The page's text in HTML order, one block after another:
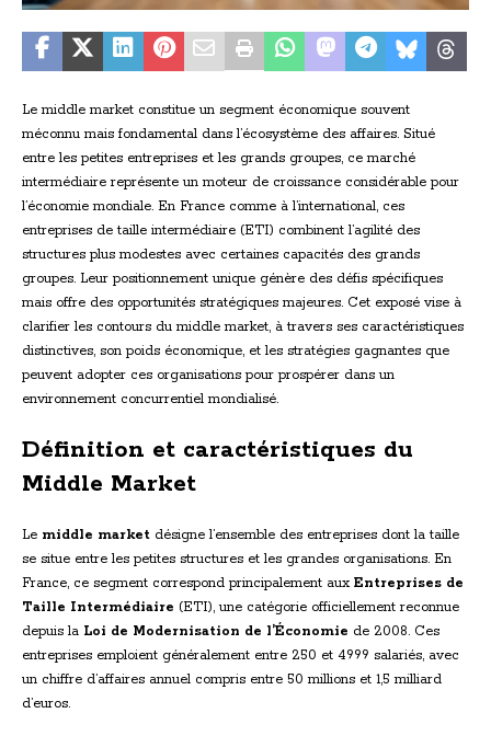
Le middle market constitue un segment économique souvent
méconnu mais fondamental dans l’écosystème des affaires. Situé
entre les petites entreprises et les grands groupes, ce marché
intermédiaire représente un moteur de croissance considérable pour
l’économie mondiale. En France comme à l’international, ces
entreprises de taille intermédiaire (ETI) combinent l’agilité des
structures plus modestes avec certaines capacités des grands
groupes. Leur positionnement unique génère des défis spécifiques
mais offre des opportunités stratégiques majeures. Cet exposé vise à
clarifier les contours du middle market, à travers ses caractéristiques
distinctives, son poids économique, et les stratégies gagnantes que
peuvent adopter ces organisations pour prospérer dans un
environnement concurrentiel mondialisé.
Définition et caractéristiques du
Middle Market
Le middle market désigne l’ensemble des entreprises dont la taille
se situe entre les petites structures et les grandes organisations. En
France, ce segment correspond principalement aux Entreprises de
Taille Intermédiaire (ETI), une catégorie officiellement reconnue
depuis la Loi de Modernisation de l’Économie de 2008. Ces
entreprises emploient généralement entre 250 et 4999 salariés, avec
un chiffre d’affaires annuel compris entre 50 millions et 1,5 milliard
d’euros.